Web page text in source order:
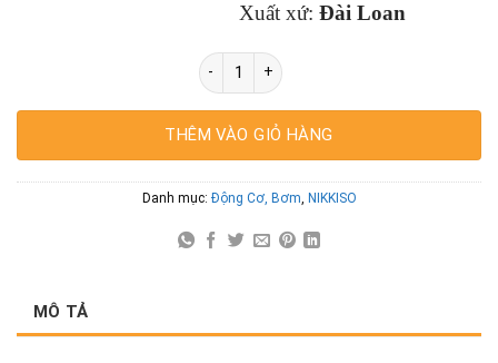
Xuất xứ: Đài Loan
Bơm định lượng AHB41-PCT-FN Nikkiso
THÊM VÀO GIỎ HÀNG
Danh mục: Động Cơ, Bơm, NIKKISO
MÔ TẢ